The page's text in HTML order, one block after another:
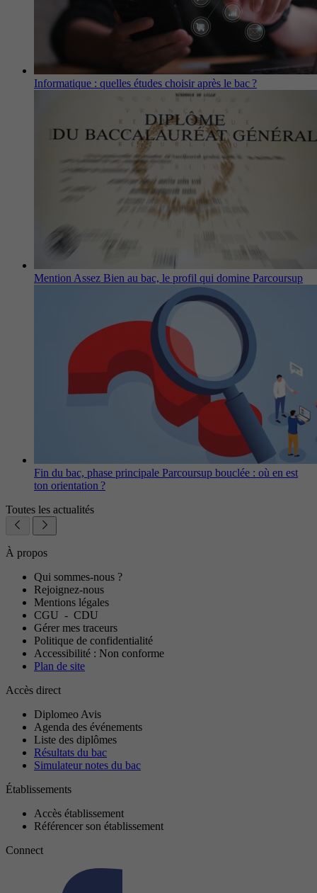
Informatique : quelles études choisir après le bac ?
Mention Assez Bien au bac, le profil qui domine Parcoursup
Fin du bac, phase principale Parcoursup bouclée : où en est
ton orientation ?
Toutes les actualités
À propos
Qui sommes-nous ?
Rejoignez-nous
Mentions légales
CGU - CDU
Gérer mes traceurs
Politique de confidentialité
Accessibilité : Non conforme
Plan de site
Accès direct
Diplomeo Avis
Agenda des événements
Liste des diplômes
Résultats du bac
Simulateur notes du bac
Établissements
Accès établissement
Référencer son établissement
Connect